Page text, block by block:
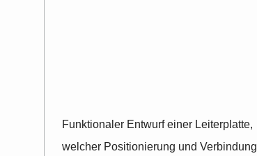
Funktionaler Entwurf einer Leiterplatte,
welcher Positionierung und Verbindung